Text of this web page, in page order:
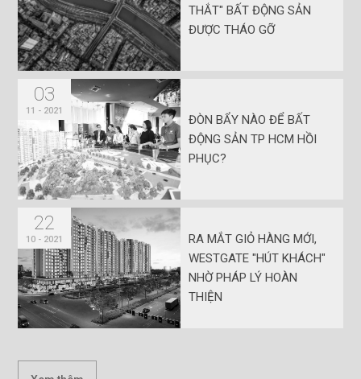
THẮT" BẤT ĐỘNG SẢN
ĐƯỢC THÁO GỠ
03
11 - 2021
ĐÒN BẨY NÀO ĐỂ BẤT
ĐỘNG SẢN TP HCM HỒI
PHỤC?
22
10 - 2021
RA MẮT GIỎ HÀNG MỚI,
WESTGATE "HÚT KHÁCH"
NHỜ PHÁP LÝ HOÀN
THIỆN